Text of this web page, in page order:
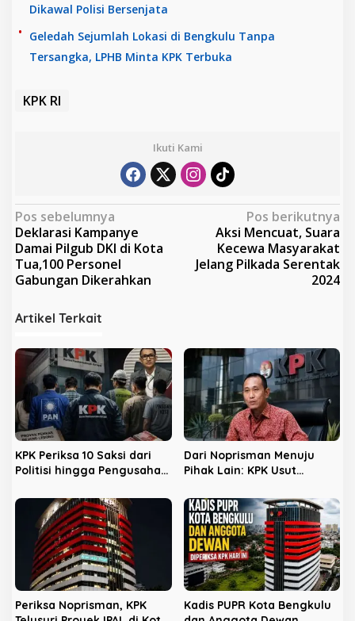
Dikawal Polisi Bersenjata
Geledah Sejumlah Lokasi di Bengkulu Tanpa
Tersangka, LPHB Minta KPK Terbuka
KPK RI
Ikuti Kami
N
a
v
i
g
a
s
i
p
o
s
Pos sebelumnya
Deklarasi Kampanye
Damai Pilgub DKI di Kota
Tua,100 Personel
Gabungan Dikerahkan
Pos berikutnya
Aksi Mencuat, Suara
Kecewa Masyarakat
Jelang Pilkada Serentak
2024
Artikel Terkait
KPK Periksa 10 Saksi dari
Politisi hingga Pengusaha
Dari Noprisman Menuju
Pihak Lain: KPK Usut
Proyek di Pemkot Bengkulu
Periksa Noprisman, KPK
Kadis PUPR Kota Bengkulu